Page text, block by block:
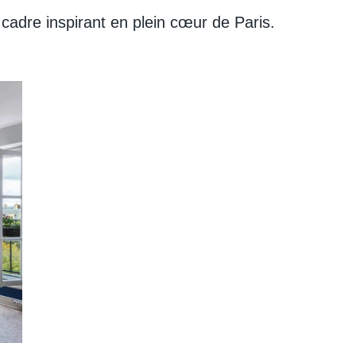
inspirant en plein cœur de Paris.